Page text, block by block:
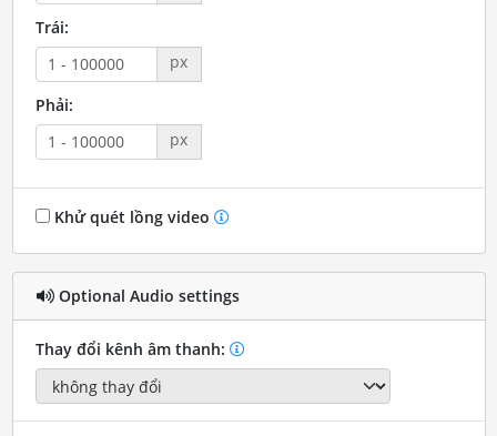
Trái:
px
Phải:
px
Khử quét lồng video
Optional Audio settings
Thay đổi kênh âm thanh: